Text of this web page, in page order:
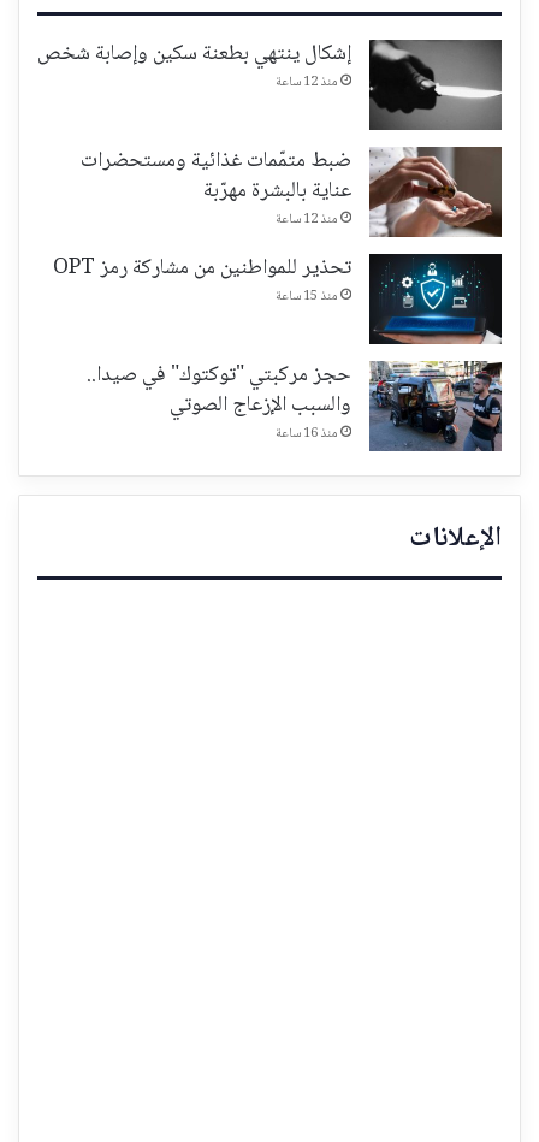
إشكال ينتهي بطعنة سكين وإصابة شخص
منذ 12 ساعة
ضبط متمّمات غذائية ومستحضرات
عناية بالبشرة مهرّبة
منذ 12 ساعة
تحذير للمواطنين من مشاركة رمز OPT
منذ 15 ساعة
حجز مركبتي "توكتوك" في صيدا..
والسبب الإزعاج الصوتي
منذ 16 ساعة
الإعلانات